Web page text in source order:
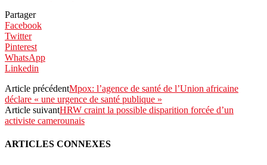
Partager
Facebook
Twitter
Pinterest
WhatsApp
Linkedin
Article précédentMpox: l’agence de santé de l’Union africaine
déclare « une urgence de santé publique »
Article suivantHRW craint la possible disparition forcée d’un
activiste camerounais
ARTICLES CONNEXES